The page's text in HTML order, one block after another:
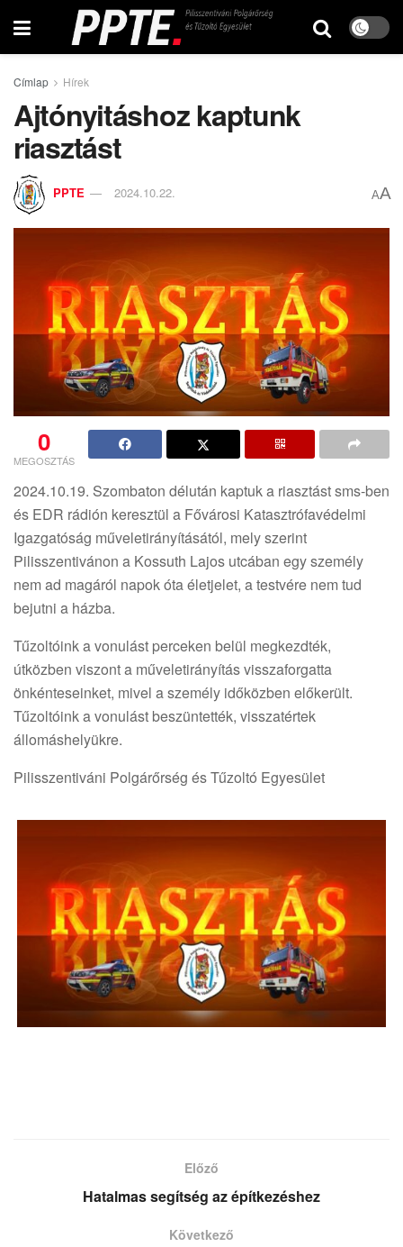
Címlap Hírek
Ajtónyitáshoz kaptunk
riasztást
PPTE 2024.10.22. AA
0
MEGOSZTÁS
2024.10.19. Szombaton délután kaptuk a riasztást sms-ben
és EDR rádión keresztül a Fővárosi Katasztrófavédelmi
Igazgatóság műveletirányításától, mely szerint
Pilisszentivánon a Kossuth Lajos utcában egy személy
nem ad magáról napok óta életjelet, a testvére nem tud
bejutni a házba.
Tűzoltóink a vonulást perceken belül megkezdték,
útközben viszont a műveletirányítás visszaforgatta
önkénteseinket, mivel a személy időközben előkerült.
Tűzoltóink a vonulást beszüntették, visszatértek
állomáshelyükre.
Pilisszentiváni Polgárőrség és Tűzoltó Egyesület
Előző
Hatalmas segítség az építkezéshez
Következő